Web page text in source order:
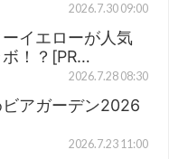
2026.7.30 09:00
イエローが人気
ボ！？[PR…
2026.7.28 08:30
アガーデン2026
2026.7.23 11:00